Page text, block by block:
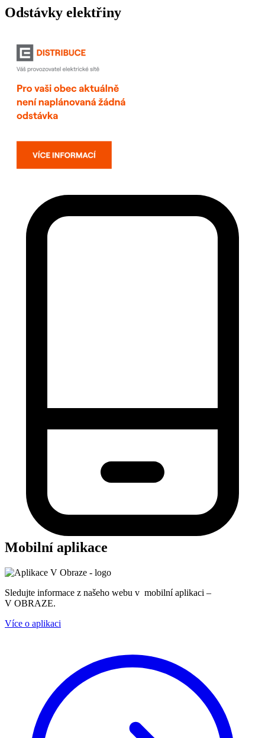
Odstávky elektřiny
Mobilní aplikace
Sledujte informace z našeho webu v mobilní aplikaci –
V OBRAZE.
Více o aplikaci